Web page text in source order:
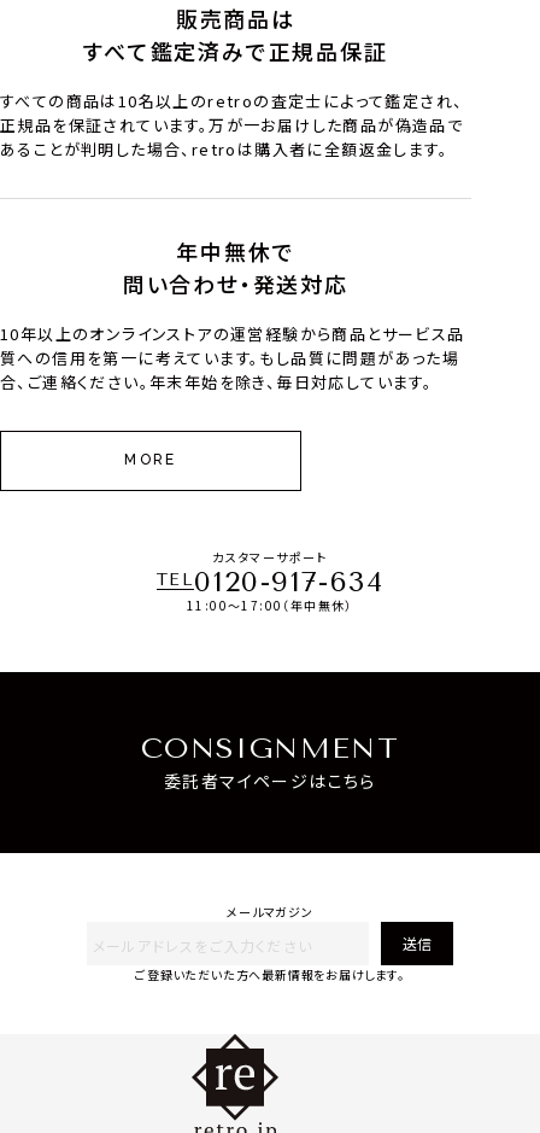
販売商品は
すべて鑑定済みで正規品保証
すべての商品は10名以上のretroの査定士によって鑑定され、
正規品を保証されています。万が一お届けした商品が偽造品で
あることが判明した場合、retroは購入者に全額返金します。
年中無休で
問い合わせ・発送対応
10年以上のオンラインストアの運営経験から商品とサービス品
質への信用を第一に考えています。もし品質に問題があった場
合、ご連絡ください。年末年始を除き、毎日対応しています。
MORE
カスタマーサポート
TEL0120-917-634
11:00～17:00（年中無休）
CONSIGNMENT
委託者マイページはこちら
メールマガジン
送信
ご登録いただいた方へ最新情報をお届けします。